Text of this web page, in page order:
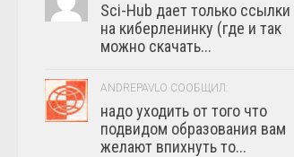
Sci-Hub дает только ссылки
на киберленинку (где и так
можно скачать...
ANDREPAVLO СООБЩИЛ:
надо уходить от того что
подвидом образования вам
желают впихнуть то...